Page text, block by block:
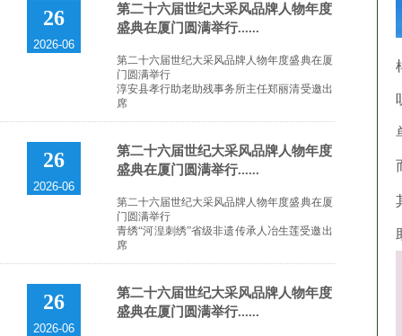
26
2026-06
第二十六届世纪大采风品牌人物年度
盛典在厦门圆满举行......
第二十六届世纪大采风品牌人物年度盛典在厦
门圆满举行
淳安县孝行助老助残事务所主任郑丽清受邀出
席
26
2026-06
第二十六届世纪大采风品牌人物年度
盛典在厦门圆满举行......
第二十六届世纪大采风品牌人物年度盛典在厦
门圆满举行
青绣“河湟刺绣”省级非遗传承人冶生莲受邀出
席
26
2026-06
第二十六届世纪大采风品牌人物年度
盛典在厦门圆满举行......